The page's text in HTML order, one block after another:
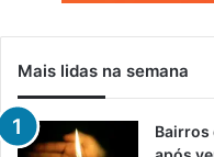
Mais lidas na semana
Bairros